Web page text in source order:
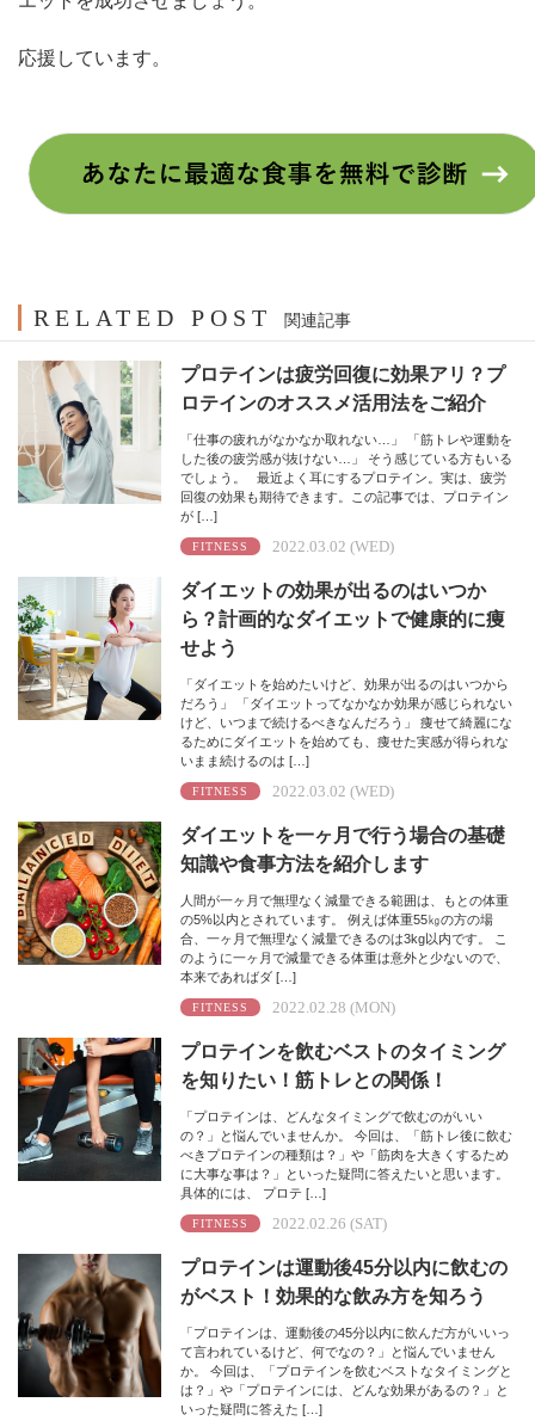
応援しています。
RELATED POST 関連記事
プロテインは疲労回復に効果アリ？プ
ロテインのオススメ活用法をご紹介
「仕事の疲れがなかなか取れない…」 「筋トレや運動を
した後の疲労感が抜けない…」 そう感じている方もいる
でしょう。 最近よく耳にするプロテイン。実は、疲労
回復の効果も期待できます。この記事では、プロテイン
が […]
FITNESS 2022.03.02 (WED)
ダイエットの効果が出るのはいつか
ら？計画的なダイエットで健康的に痩
せよう
「ダイエットを始めたいけど、効果が出るのはいつから
だろう」 「ダイエットってなかなか効果が感じられない
けど、いつまで続けるべきなんだろう」 痩せて綺麗にな
るためにダイエットを始めても、痩せた実感が得られな
いまま続けるのは […]
FITNESS 2022.03.02 (WED)
ダイエットを一ヶ月で行う場合の基礎
知識や食事方法を紹介します
人間が一ヶ月で無理なく減量できる範囲は、もとの体重
の5%以内とされています。 例えば体重55㎏の方の場
合、一ヶ月で無理なく減量できるのは3kg以内です。 こ
のように一ヶ月で減量できる体重は意外と少ないので、
本来であればダ […]
FITNESS 2022.02.28 (MON)
プロテインを飲むベストのタイミング
を知りたい！筋トレとの関係！
「プロテインは、どんなタイミングで飲むのがいい
の？」と悩んでいませんか。 今回は、「筋トレ後に飲む
べきプロテインの種類は？」や「筋肉を大きくするため
に大事な事は？」といった疑問に答えたいと思います。
具体的には、 プロテ […]
FITNESS 2022.02.26 (SAT)
プロテインは運動後45分以内に飲むの
がベスト！効果的な飲み方を知ろう
「プロテインは、運動後の45分以内に飲んだ方がいいっ
て言われているけど、何でなの？」と悩んでいません
か。 今回は、「プロテインを飲むベストなタイミングと
は？」や「プロテインには、どんな効果があるの？」と
いった疑問に答えた […]